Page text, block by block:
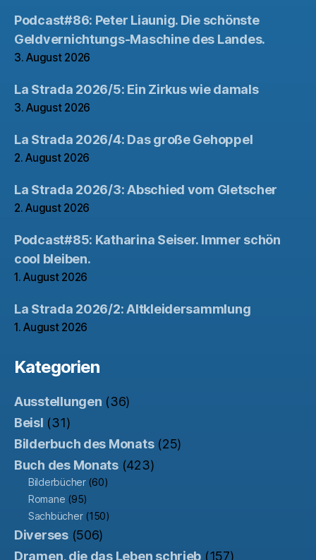
Podcast#86: Peter Liaunig. Die schönste
Geldvernichtungs-Maschine des Landes.
3. August 2026
La Strada 2026/5: Ein Zirkus wie damals
3. August 2026
La Strada 2026/4: Das große Gehoppel
2. August 2026
La Strada 2026/3: Abschied vom Gletscher
2. August 2026
Podcast#85: Katharina Seiser. Immer schön
cool bleiben.
1. August 2026
La Strada 2026/2: Altkleidersammlung
1. August 2026
Kategorien
Ausstellungen (36)
Beisl (31)
Bilderbuch des Monats(25)
Buch des Monats(423)
Bilderbücher(60)
Romane (95)
Sachbücher(150)
Diverses(506)
Dramen, die das Leben schrieb (157)